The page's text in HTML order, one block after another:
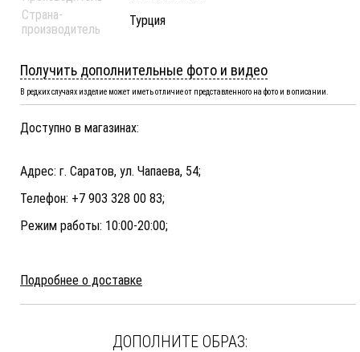
Страна-
производитель
Турция
Получить дополнительные фото и видео
В редких случаях изделие может иметь отличие от представленного на фото и в описании.
Доступно в магазинах:
Адрес: г. Саратов, ул. Чапаева, 54;
Телефон: +7 903 328 00 83;
Режим работы: 10:00-20:00;
Подробнее о доставке
ДОПОЛНИТЕ ОБРАЗ: